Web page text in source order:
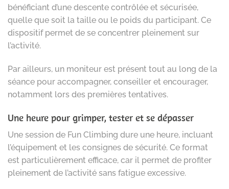
bénéficiant d’une descente contrôlée et sécurisée,
quelle que soit la taille ou le poids du participant. Ce
dispositif permet de se concentrer pleinement sur
l’activité.
Par ailleurs, un moniteur est présent tout au long de la
séance pour accompagner, conseiller et encourager,
notamment lors des premières tentatives.
Une heure pour grimper, tester et se dépasser
Une session de Fun Climbing dure une heure, incluant
l’équipement et les consignes de sécurité. Ce format
est particulièrement efficace, car il permet de profiter
pleinement de l’activité sans fatigue excessive.